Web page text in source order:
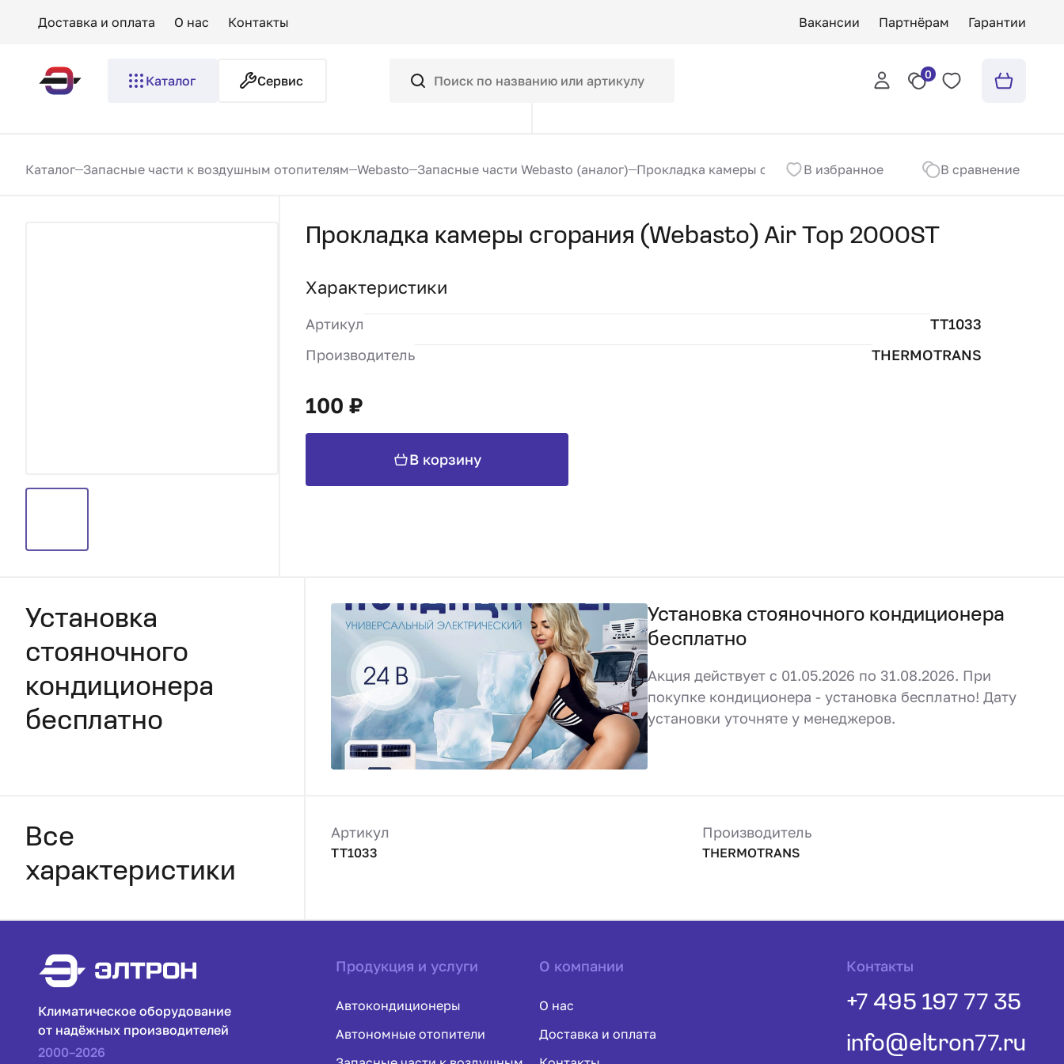
Доставка и оплата О нас Контакты Вакансии Партнёрам Гарантии
Каталог Сервис 0
Каталог Запасные части к воздушным отопителям Webasto Запасные части Webasto (аналог) Прокладка камеры сгорания (Webasto) Air Top 2000ST
В избранное В сравнение
Прокладка камеры сгорания (Webasto) Air Top 2000ST
Характеристики
Артикул
TT1033
Производитель
THERMOTRANS
100 ₽
В корзину
Установка
стояночного
кондиционера
бесплатно
Установка стояночного кондиционера
бесплатно
Акция действует с 01.05.2026 по 31.08.2026. При
покупке кондиционера - установка бесплатно! Дату
установки уточняте у менеджеров.
Все
характеристики
Артикул
TT1033
Производитель
THERMOTRANS
Климатическое оборудование
от надёжных производителей
2000–2026
Продукция и услуги
Автокондиционеры
Автономные отопители
О компании
О нас
Доставка и оплата
Контакты
+7 495 197 77 35
info@eltron77.ru